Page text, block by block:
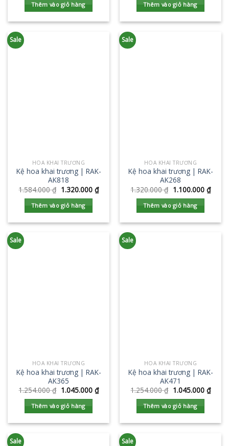
Thêm vào giỏ hàng Thêm vào giỏ hàng
Sale
HOA KHAI TRƯƠNG
Kệ hoa khai trương | RAK-
AK818
1.584.000₫ 1.320.000 ₫
Thêm vào giỏ hàng
Sale
HOA KHAI TRƯƠNG
Kệ hoa khai trương | RAK-
AK268
1.320.000₫ 1.100.000 ₫
Thêm vào giỏ hàng
Sale
HOA KHAI TRƯƠNG
Kệ hoa khai trương | RAK-
AK365
1.254.000₫ 1.045.000 ₫
Thêm vào giỏ hàng
Sale
HOA KHAI TRƯƠNG
Kệ hoa khai trương | RAK-
AK471
1.254.000₫ 1.045.000 ₫
Thêm vào giỏ hàng
Sale Sale